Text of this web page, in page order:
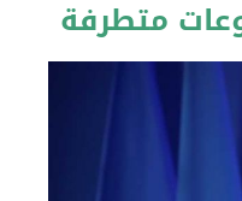
متطرفة